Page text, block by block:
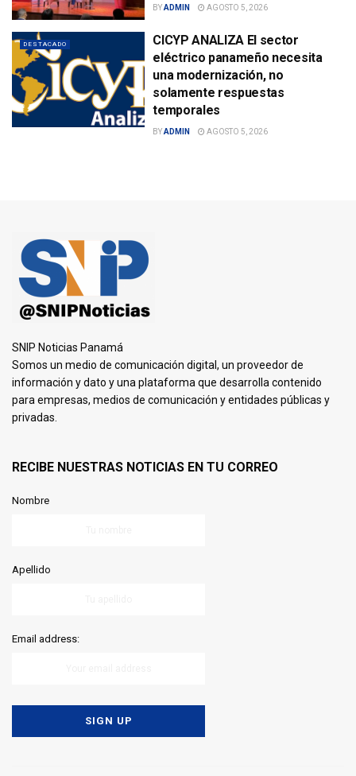
BYADMIN AGOSTO 5, 2026
DESTACADO
CICYP ANALIZA El sector
eléctrico panameño necesita
una modernización, no
solamente respuestas
temporales
BYADMIN AGOSTO 5, 2026
SNIP Noticias Panamá
Somos un medio de comunicación digital, un proveedor de
información y dato y una plataforma que desarrolla contenido
para empresas, medios de comunicación y entidades públicas y
privadas.
RECIBE NUESTRAS NOTICIAS EN TU CORREO
Nombre
Apellido
Email address: